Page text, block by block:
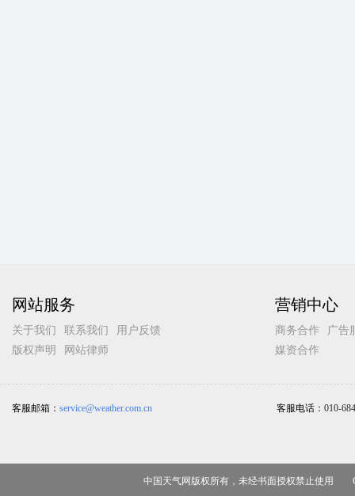
网站服务
关于我们 联系我们
用户反馈
版权声明
网站律师
营销中心
商务合作
广告
媒资合作
客服邮箱： service@weather.com.cn 客服电话： 010-
中国天气网版权所有，未经书面授权禁止使用